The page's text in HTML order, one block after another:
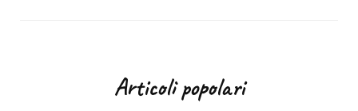
Articoli popolari